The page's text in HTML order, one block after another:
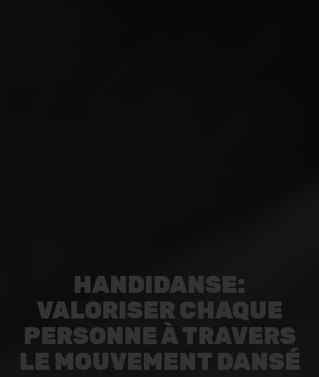
HANDIDANSE:
VALORISER CHAQUE
PERSONNE À TRAVERS
LE MOUVEMENT DANSÉ